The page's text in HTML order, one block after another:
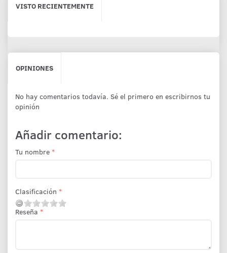
VISTO RECIENTEMENTE
OPINIONES
No hay comentarios todavía. Sé el primero en escribirnos tu
opinión
Añadir comentario:
Tu nombre
Clasificación
Reseña